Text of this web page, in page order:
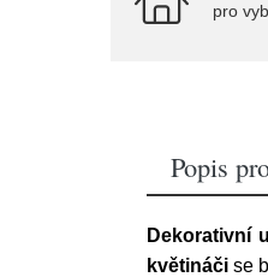
pro
Popis
Dekorativní
květináči se